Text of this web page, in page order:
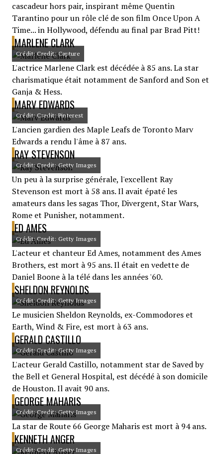
cascadeur hors pair, inspirant même Quentin
Tarantino pour un rôle clé de son film Once Upon A
Time... in Hollywood, défendu au final par Brad Pitt!
MARLENE CLARK
Crédit: Credit: Capture
L'actrice Marlene Clark est décédée à 85 ans. La star
charismatique était notamment de Sanford and Son et
Ganja & Hess.
MARV EDWARDS
Crédit: Credit: Pinterest
L'ancien gardien des Maple Leafs de Toronto Marv
Edwards a rendu l'âme à 87 ans.
RAY STEVENSON
Crédit: Credit: Getty Images
Un peu à la surprise générale, l'excellent Ray
Stevenson est mort à 58 ans. Il avait épaté les
amateurs dans les sagas Thor, Divergent, Star Wars,
Rome et Punisher, notamment.
ED AMES
Crédit: Credit: Getty Images
L'acteur et chanteur Ed Ames, notamment des Ames
Brothers, est mort à 95 ans. Il était en vedette de
Daniel Boone à la télé dans les années '60.
SHELDON REYNOLDS
Crédit: Credit: Getty Images
Le musicien Sheldon Reynolds, ex-Commodores et
Earth, Wind & Fire, est mort à 63 ans.
GERALD CASTILLO
Crédit: Credit: Getty Images
L'acteur Gerald Castillo, notamment star de Saved by
the Bell et General Hospital, est décédé à son domicile
de Houston. Il avait 90 ans.
GEORGE MAHARIS
Crédit: Credit: Getty Images
La star de Route 66 George Maharis est mort à 94 ans.
KENNETH ANGER
Crédit: Credit: Getty Images